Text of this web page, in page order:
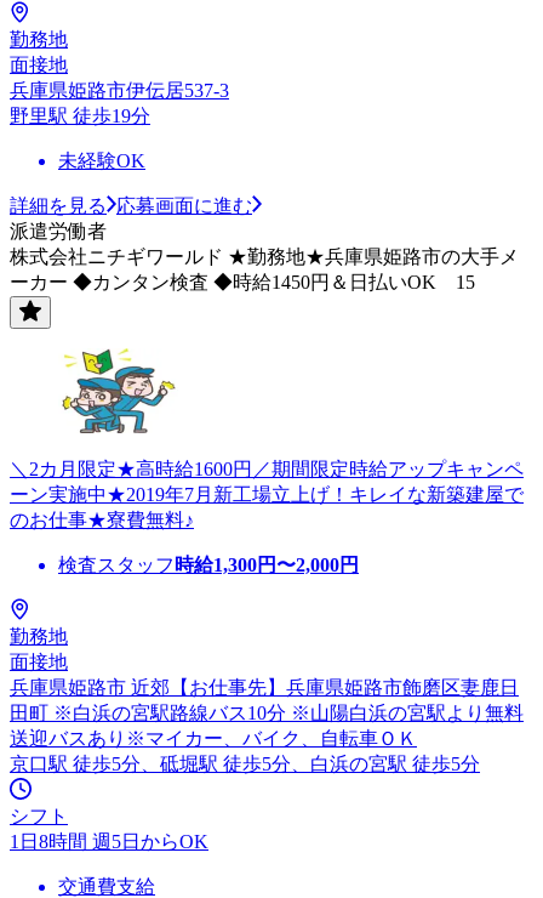
勤務地
面接地
兵庫県姫路市伊伝居537-3
野里駅 徒歩19分
未経験OK
詳細を見る
応募画面に進む
派遣労働者
株式会社ニチギワールド ★勤務地★兵庫県姫路市の大手メ
ーカー ◆カンタン検査 ◆時給1450円＆日払いOK 15
＼2カ月限定★高時給1600円／期間限定時給アップキャンペ
ーン実施中★2019年7月新工場立上げ！キレイな新築建屋で
のお仕事★寮費無料♪
検査スタッフ 時給1,300円〜2,000円
勤務地
面接地
兵庫県姫路市 近郊【お仕事先】兵庫県姫路市飾磨区妻鹿日
田町 ※白浜の宮駅路線バス10分 ※山陽白浜の宮駅より無料
送迎バスあり※マイカー、バイク、自転車ＯＫ
京口駅 徒歩5分、砥堀駅 徒歩5分、白浜の宮駅 徒歩5分
シフト
1日8時間 週5日からOK
交通費支給